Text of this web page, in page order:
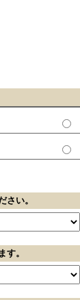
さい。
。